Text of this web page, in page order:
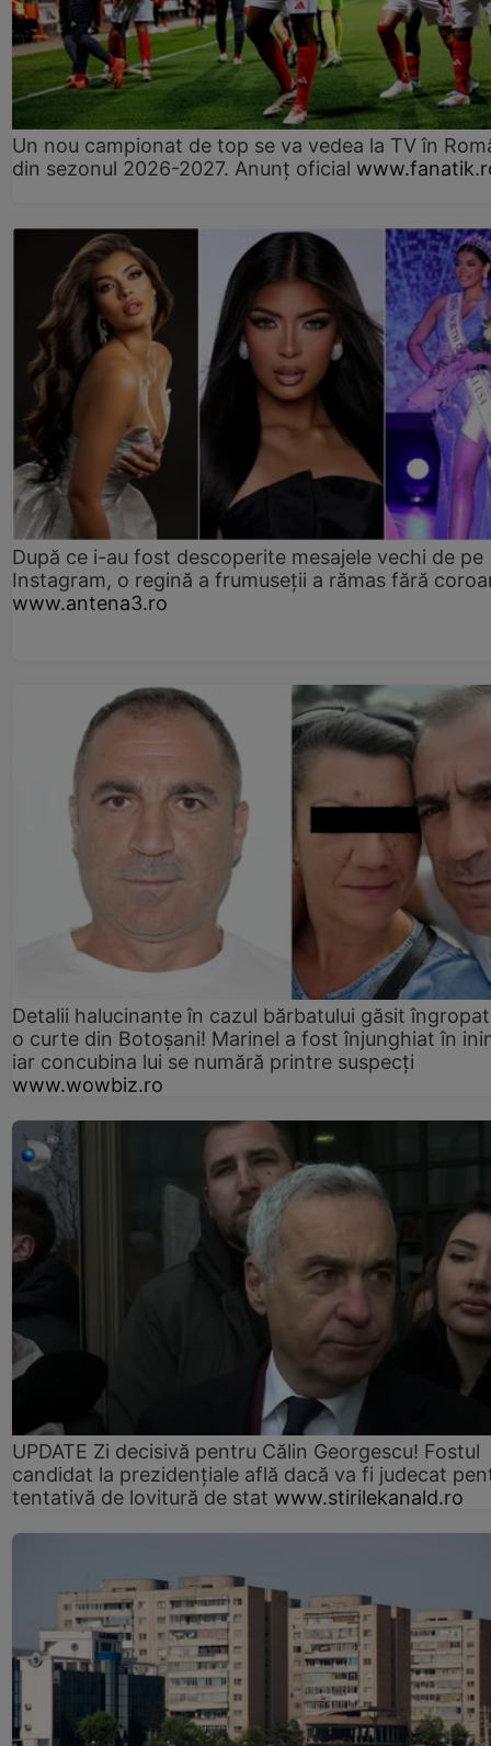
Un nou campionat de top se va vedea la TV în
din sezonul 2026-2027. Anunț oficial
După ce i-au fost descoperite mesajele vechi de pe
Instagram, o regină a frumuseții a rămas fără
www.antena3.ro
Detalii halucinante în cazul bărbatului găsit
o curte din Botoșani! Marinel a fost înjunghiat în
iar concubina lui se numără printre suspecți
www.wowbiz.ro
UPDATE Zi decisivă pentru Călin Georgescu! Fostul
candidat la prezidențiale află dacă va fi judecat
tentativă de lovitură de stat www.stirilekanald.ro